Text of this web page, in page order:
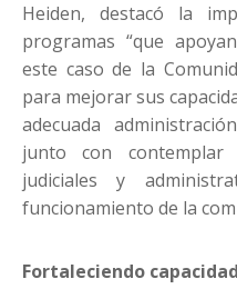
Heiden, destacó la
programas “que
este caso de la
para mejorar sus
adecuada
junto con
judiciales y
funcionamiento de la
Fortaleciendo